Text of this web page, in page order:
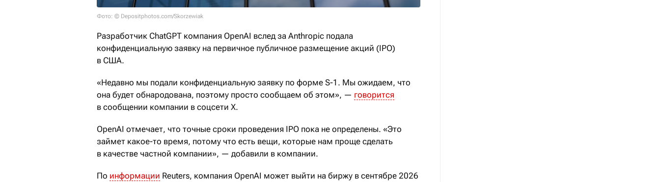
Фото: © Depositphotos.com/Skorzewiak
Разработчик ChatGPT компания OpenAI вслед за Anthropic подала
конфиденциальную заявку на первичное публичное размещение акций (IPO)
в США.
«Недавно мы подали конфиденциальную заявку по форме S-1. Мы ожидаем, что
она будет обнародована, поэтому просто сообщаем об этом», — говорится
в сообщении компании в соцсети X.
OpenAI отмечает, что точные сроки проведения IPO пока не определены. «Это
займет какое-то время, потому что есть вещи, которые нам проще сделать
в качестве частной компании», — добавили в компании.
По информации Reuters, компания OpenAI может выйти на биржу в сентябре 2026